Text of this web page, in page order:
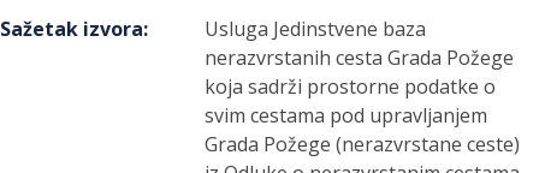
Sažetak izvora:
Usluga Jedinstvene baza
nerazvrstanih cesta Grada Požege
koja sadrži prostorne podatke o
svim cestama pod upravljanjem
Grada Požege (nerazvrstane ceste)